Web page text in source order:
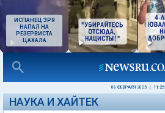
ИСПАНЕЦ ЗРЯ
НАПАЛ НА
РЕЗЕРВИСТА
ЦАХАЛА
08 ФЕВРАЛЯ 2025 11:25
НАУКА И ХАЙТЕК